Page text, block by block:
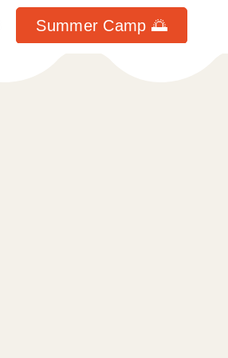
Summer Camp 🌅